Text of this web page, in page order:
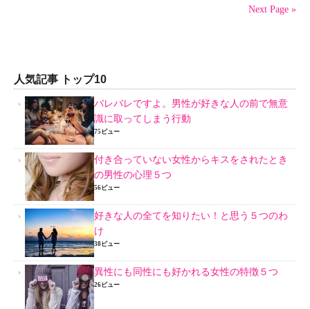
Next Page »
人気記事 トップ10
バレバレですよ。男性が好きな人の前で無意
識に取ってしまう行動
75ビュー
付き合っていない女性からキスをされたとき
の男性の心理５つ
56ビュー
好きな人の全てを知りたい！と思う５つのわ
け
38ビュー
異性にも同性にも好かれる女性の特徴５つ
26ビュー